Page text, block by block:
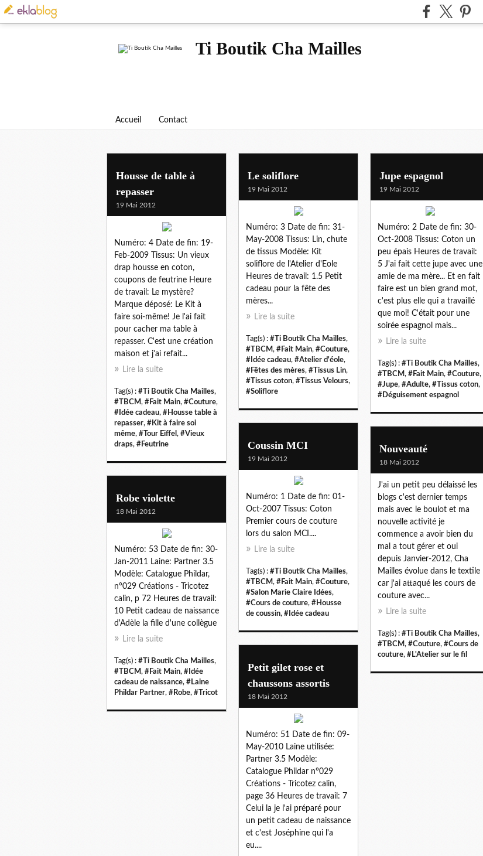
Ti Boutik Cha Mailles
Accueil Contact
Housse de table à
repasser
19 Mai 2012
Numéro: 4 Date de fin: 19-
Feb-2009 Tissus: Un vieux
drap housse en coton,
coupons de feutrine Heure
de travail: Le mystère?
Marque déposé: Le Kit à
faire soi-même! Je l'ai fait
pour cacher ma table à
repasser. C'est une création
maison et j'ai refait...
Lire la suite
Tag(s) : #Ti Boutik Cha Mailles,
#TBCM, #Fait Main, #Couture,
#Idée cadeau, #Housse table à
repasser, #Kit à faire soi
même, #Tour Eiffel , #Vieux
draps, #Feutrine
Le soliflore
19 Mai 2012
Numéro: 3 Date de fin: 31-
May-2008 Tissus: Lin, chute
de tissus Modèle: Kit
soliflore de l'Atelier d'Eole
Heures de travail: 1.5 Petit
cadeau pour la fête des
mères...
Lire la suite
Tag(s) : #Ti Boutik Cha Mailles,
#TBCM, #Fait Main, #Couture,
#Idée cadeau, #Atelier d'éole,
#Fêtes des mères, #Tissus Lin,
#Tissus coton, #Tissus Velours,
#Soliflore
Jupe espagnol
19 Mai 2012
Numéro: 2 Date de fin: 30-
Oct-2008 Tissus: Coton un
peu épais Heures de travail:
5 J'ai fait cette jupe avec une
amie de ma mère... Et en fait
faire est un bien grand mot,
c'est plus elle qui a travaillé
que moi! C'était pour une
soirée espagnol mais...
Lire la suite
Tag(s) : #Ti Boutik Cha Mailles,
#TBCM, #Fait Main, #Couture,
#Jupe, #Adulte, #Tissus coton,
#Déguisement espagnol
Coussin MCI
19 Mai 2012
Numéro: 1 Date de fin: 01-
Oct-2007 Tissus: Coton
Premier cours de couture
lors du salon MCI....
Lire la suite
Tag(s) : #Ti Boutik Cha Mailles,
#TBCM, #Fait Main, #Couture,
#Salon Marie Claire Idées,
#Cours de couture, #Housse
de coussin, #Idée cadeau
Nouveauté
18 Mai 2012
J'ai un petit peu délaissé les
blogs c'est dernier temps
mais avec le boulot et ma
nouvelle activité je
commence a avoir bien du
mal a tout gérer et oui
depuis Janvier-2012, Cha
Mailles évolue dans le textile
car j'ai attaqué les cours de
couture avec...
Lire la suite
Tag(s) : #Ti Boutik Cha Mailles,
#TBCM, #Couture, #Cours de
couture, #L'Atelier sur le fil
Robe violette
18 Mai 2012
Numéro: 53 Date de fin: 30-
Jan-2011 Laine: Partner 3.5
Modèle: Catalogue Phildar,
n°029 Créations - Tricotez
calin, p 72 Heures de travail:
10 Petit cadeau de naissance
d'Adèle la fille d'une collègue
Lire la suite
Tag(s) : #Ti Boutik Cha Mailles,
#TBCM, #Fait Main, #Idée
cadeau de naissance, #Laine
Phildar Partner, #Robe, #Tricot
Petit gilet rose et
chaussons assortis
18 Mai 2012
Numéro: 51 Date de fin: 09-
May-2010 Laine utilisée:
Partner 3.5 Modèle:
Catalogue Phildar n°029
Créations - Tricotez calin,
page 36 Heures de travail: 7
Celui la je l'ai préparé pour
un petit cadeau de naissance
et c'est Joséphine qui l'a
eu....